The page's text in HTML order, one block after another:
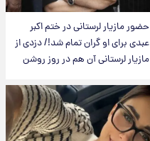
حضور مازیار لرستانی در ختم اکبر
عبدی برای او گران تمام شد!/ دزدی از
مازیار لرستانی آن هم در روز روشن